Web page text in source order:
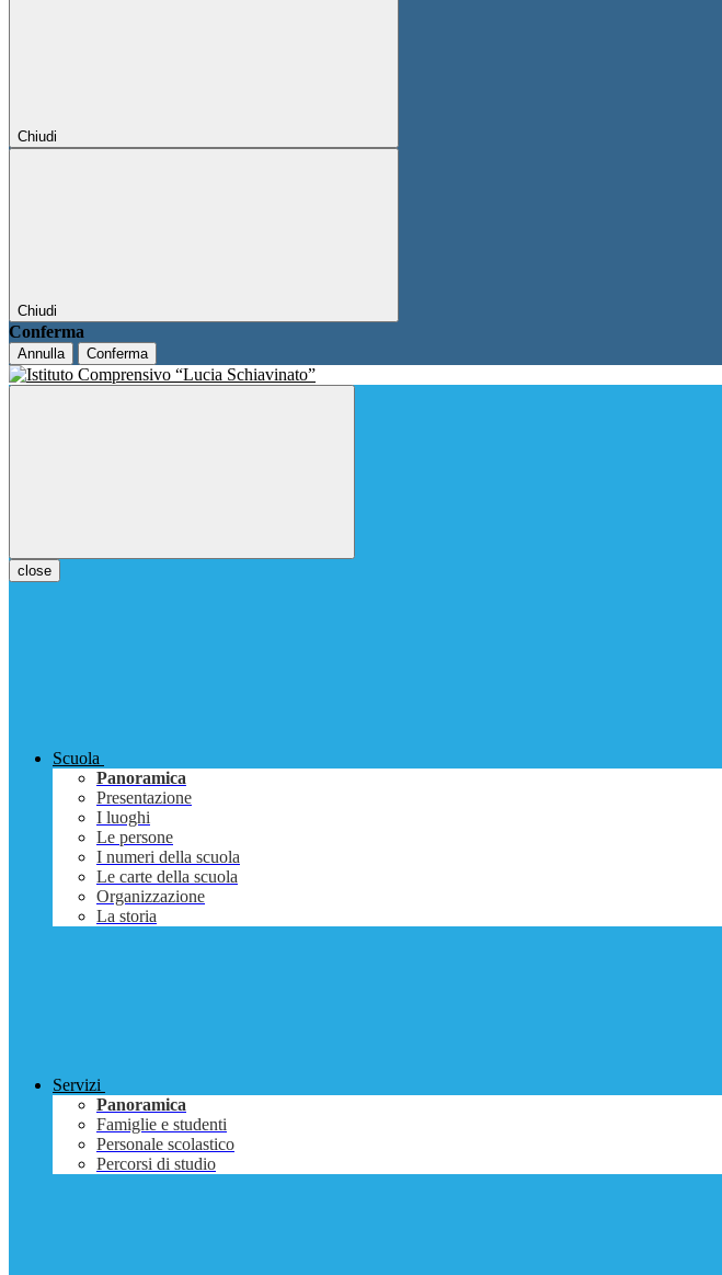
Chiudi
Chiudi
Conferma
Annulla Conferma
close
Scuola
Panoramica
Presentazione
I luoghi
Le persone
I numeri della scuola
Le carte della scuola
Organizzazione
La storia
Servizi
Panoramica
Famiglie e studenti
Personale scolastico
Percorsi di studio